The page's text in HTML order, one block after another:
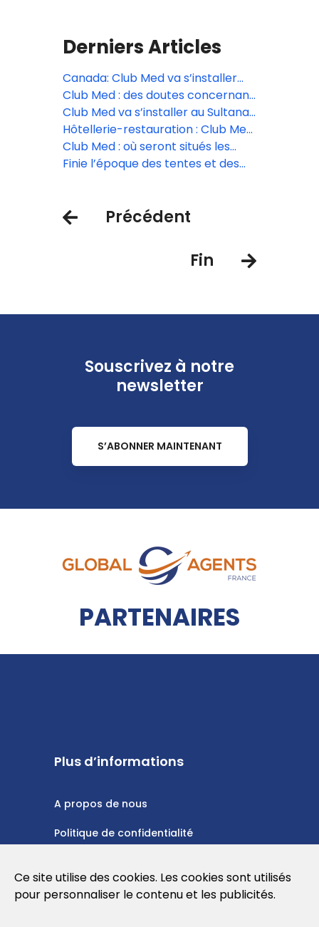
Derniers Articles
Canada: Club Med va s’installer
sur les pentes du Mont-Tremblant
Club Med : des doutes concernant
les intentions de Fosun
Club Med va s’installer au Sultanat
d’Oman
Hôtellerie-restauration : Club Med
recrute
Club Med : où seront situés les
nouveaux resorts ?
Finie l’époque des tentes et des
Précédent
Fin
Souscrivez à notre
newsletter
S’ABONNER MAINTENANT
PARTENAIRES
Plus d’informations
A propos de nous
Politique de confidentialité
Conditions d'utilisation
Ce site utilise des cookies. Les cookies sont utilisés
pour personnaliser le contenu et les publicités.